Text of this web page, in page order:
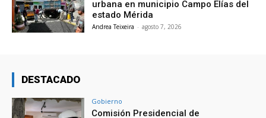
urbana en municipio Campo Elías del
estado Mérida
Andrea Teixeira - agosto 7, 2026
DESTACADO
Gobierno
Comisión Presidencial de